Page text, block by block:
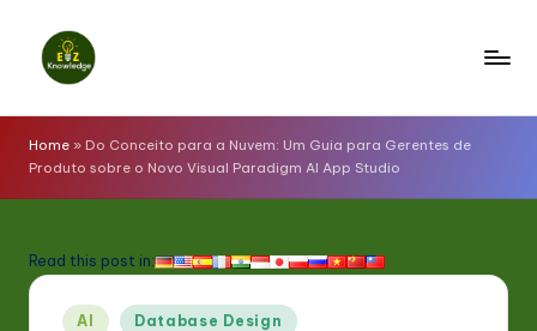
z
K
o
w
Home » Do Conceito para a Nuvem: Um Guia para Gerentes de
Produto sobre o Novo Visual Paradigm AI App Studio
Read this post in:
Posted
AI Database Design